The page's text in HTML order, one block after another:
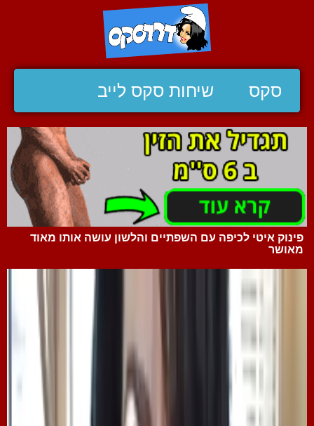
סקס שיחות סקס לייב
פינוק איטי לכיפה עם השפתיים והלשון עושה אותו מאוד
מאושר